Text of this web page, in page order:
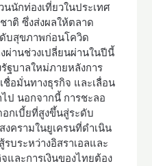
นักท่องเที่ยวในประเทศ
าติ ซึ่งส่งผลให้ตลาด
บสุขภาพก่อนโควิด
ผ่านช่วงเปลี่ยนผ่านในปีนี้
ฐบาลใหม่ภายหลังการ
อมั่นทางธุรกิจ และเลื่อน
ป นอกจากนี้ การชะลอ
กเบี้ยที่สูงขึ้นสู่ระดับ
ครามในยูเครนที่ดำเนิน
บระหว่างอิสราเอลและ
และการเงินของไทยต้อง